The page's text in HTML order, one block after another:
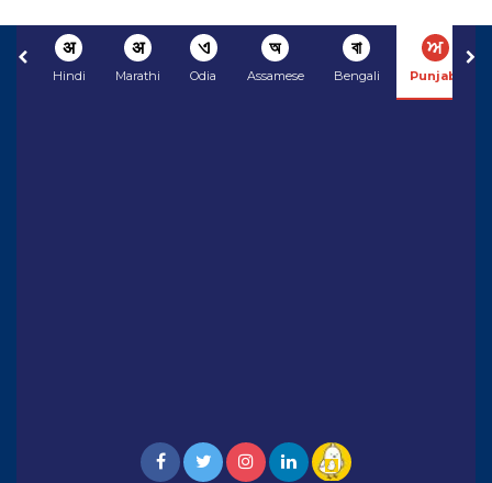
अ
Hindi
अ
Marathi
ଏ
Odia
অ
Assamese
বা
Bengali
ਅ
Punjabi